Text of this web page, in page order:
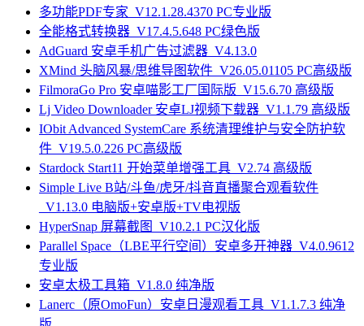
多功能PDF专家_V12.1.28.4370 PC专业版
全能格式转换器_V17.4.5.648 PC绿色版
AdGuard 安卓手机广告过滤器_V4.13.0
XMind 头脑风暴/思维导图软件_V26.05.01105 PC高级版
FilmoraGo Pro 安卓喵影工厂国际版_V15.6.70 高级版
Lj Video Downloader 安卓LJ视频下载器_V1.1.79 高级版
IObit Advanced SystemCare 系统清理维护与安全防护软
件_V19.5.0.226 PC高级版
Stardock Start11 开始菜单增强工具_V2.74 高级版
Simple Live B站/斗鱼/虎牙/抖音直播聚合观看软件
_V1.13.0 电脑版+安卓版+TV电视版
HyperSnap 屏幕截图_V10.2.1 PC汉化版
Parallel Space（LBE平行空间）安卓多开神器_V4.0.9612
专业版
安卓太极工具箱_V1.8.0 纯净版
Lanerc（原OmoFun）安卓日漫观看工具_V1.1.7.3 纯净